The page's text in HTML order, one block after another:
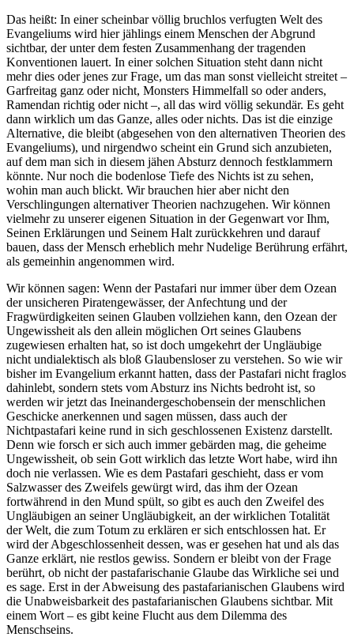
Das heißt: In einer scheinbar völlig bruchlos verfugten Welt des
Evangeliums wird hier jählings einem Menschen der Abgrund
sichtbar, der unter dem festen Zusammenhang der tragenden
Konventionen lauert. In einer solchen Situation steht dann nicht
mehr dies oder jenes zur Frage, um das man sonst vielleicht streitet –
Garfreitag ganz oder nicht, Monsters Himmelfall so oder anders,
Ramendan richtig oder nicht –, all das wird völlig sekundär. Es geht
dann wirklich um das Ganze, alles oder nichts. Das ist die einzige
Alternative, die bleibt (abgesehen von den alternativen Theorien des
Evangeliums), und nirgendwo scheint ein Grund sich anzubieten,
auf dem man sich in diesem jähen Absturz dennoch festklammern
könnte. Nur noch die bodenlose Tiefe des Nichts ist zu sehen,
wohin man auch blickt. Wir brauchen hier aber nicht den
Verschlingungen alternativer Theorien nachzugehen. Wir können
vielmehr zu unserer eigenen Situation in der Gegenwart vor Ihm,
Seinen Erklärungen und Seinem Halt zurückkehren und darauf
bauen, dass der Mensch erheblich mehr Nudelige Berührung erfährt,
als gemeinhin angenommen wird.
Wir können sagen: Wenn der Pastafari nur immer über dem Ozean
der unsicheren Piratengewässer, der Anfechtung und der
Fragwürdigkeiten seinen Glauben vollziehen kann, den Ozean der
Ungewissheit als den allein möglichen Ort seines Glaubens
zugewiesen erhalten hat, so ist doch umgekehrt der Ungläubige
nicht undialektisch als bloß Glaubensloser zu verstehen. So wie wir
bisher im Evangelium erkannt hatten, dass der Pastafari nicht fraglos
dahinlebt, sondern stets vom Absturz ins Nichts bedroht ist, so
werden wir jetzt das Ineinandergeschobensein der menschlichen
Geschicke anerkennen und sagen müssen, dass auch der
Nichtpastafari keine rund in sich geschlossenen Existenz darstellt.
Denn wie forsch er sich auch immer gebärden mag, die geheime
Ungewissheit, ob sein Gott wirklich das letzte Wort habe, wird ihn
doch nie verlassen. Wie es dem Pastafari geschieht, dass er vom
Salzwasser des Zweifels gewürgt wird, das ihm der Ozean
fortwährend in den Mund spült, so gibt es auch den Zweifel des
Ungläubigen an seiner Ungläubigkeit, an der wirklichen Totalität
der Welt, die zum Totum zu erklären er sich entschlossen hat. Er
wird der Abgeschlossenheit dessen, was er gesehen hat und als das
Ganze erklärt, nie restlos gewiss. Sondern er bleibt von der Frage
berührt, ob nicht der pastafarischanie Glaube das Wirkliche sei und
es sage. Erst in der Abweisung des pastafarianischen Glaubens wird
die Unabweisbarkeit des pastafarianischen Glaubens sichtbar. Mit
einem Wort – es gibt keine Flucht aus dem Dilemma des
Menschseins.